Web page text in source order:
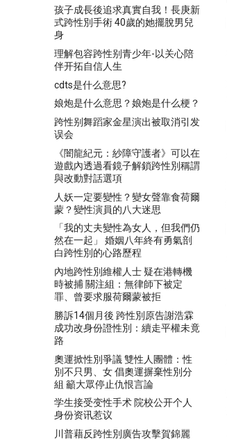
孩子成長後追求真實自我！長庚新
式跨性別手術 40歲的她擺脫男兒
身
理解包容跨性别青少年-以关心陪
伴开拓自信人生
cdts是什么意思?
娘炮是什么意思？娘炮是什么梗？
跨性别舞蹈家金星演出被取消引发
误会
《闇龍紀元：紗障守護者》可以在
遊戲內透過看鏡子解鎖跨性別稱謂
與改動對話選項
人妖一定要變性？變女聲靠食荷爾
蒙？變性演員的八大迷思
「我的丈夫變性為女人，但我們仍
然在一起」 婚姻八年終有勇氣剖
白跨性別的心路歷程
內地跨性別維權人士 疑在港轉機
時被捕 關注組：無律師下被定
罪、曾要求服荷爾蒙被拒
勝訴14個月後 跨性別原告謝浩霖
成功改身份證性別：續走平權未竟
路
奧運掀性別爭議 雙性人團體：性
別不只男、女 倡奧運摒棄性別分
組 籲大眾停止仇恨言論
学生接受变性手术 院校公开个人
身份资讯惹议
川普藉反跨性別廣告攻擊賀錦麗